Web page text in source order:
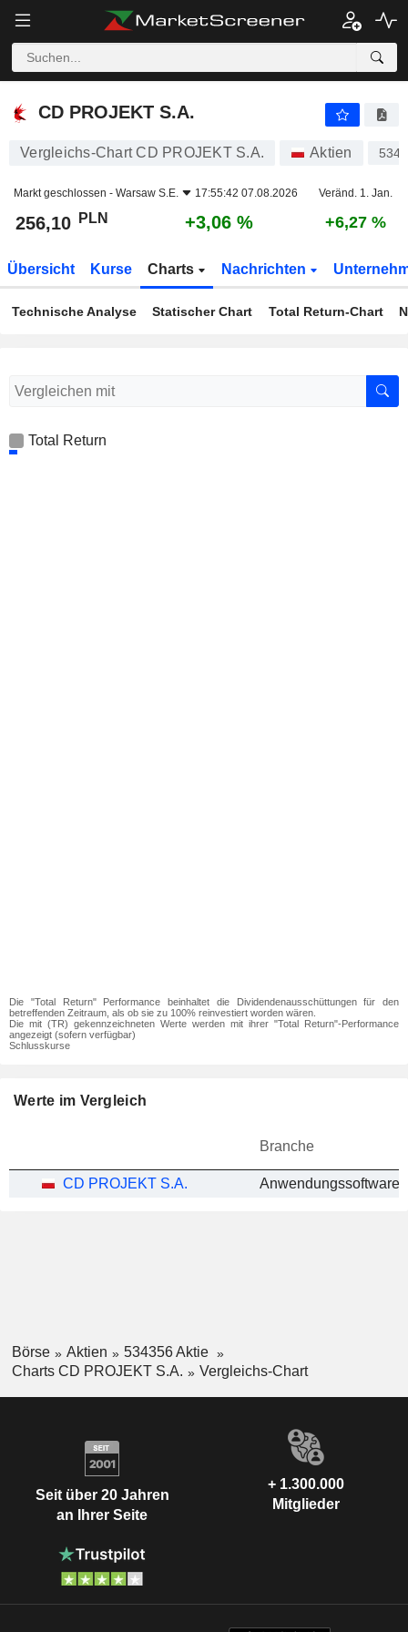
CD PROJEKT S.A.
CD PROJEKT S.A.
Vergleichs-Chart CD PROJEKT S.A. Aktien
Markt geschlossen - Warsaw S.E. 17:55:42 07.08.2026 Veränd. 1. Jan.
256,10 PLN +3,06 % +6,27 %
Übersicht Kurse Charts Nachrichten
Technische Analyse Statischer Chart Total Return-Chart
Total Return
Die "Total Return" Performance beinhaltet die Dividendenausschüttungen für den
betreffenden Zeitraum, als ob sie zu 100% reinvestiert worden wären.
Die mit (TR) gekennzeichneten Werte werden mit ihrer "Total Return"-Performance
angezeigt (sofern verfügbar)
Schlusskurse
Werte im Vergleich
Branche
CD PROJEKT S.A. Anwendungssoftware
Börse Aktien
534356 Aktie
Charts CD PROJEKT S.A.
Vergleichs-Chart
Seit über 20 Jahren
an Ihrer Seite
+ 1.300.000
Mitglieder